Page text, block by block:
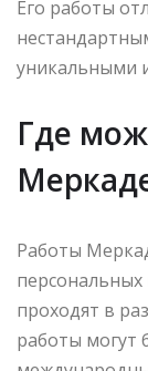
Его работы
уникальными
Где
Работы
проходят в
работы могут